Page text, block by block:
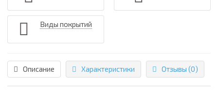
Виды покрытий
Описание Характеристики Отзывы (0)